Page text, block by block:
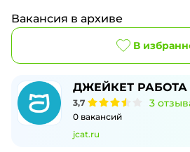
Вакансия в архиве
В
ДЖЕЙКЕТ РАБОТА
3,7 3
0 вакансий
jcat.ru